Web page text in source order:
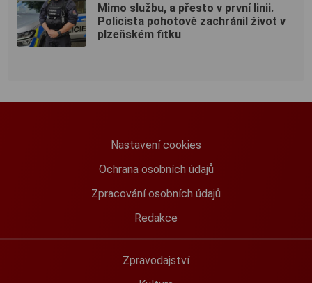
Mimo službu, a přesto v první linii.
Policista pohotově zachránil život v
plzeňském fitku
Nastavení cookies
Ochrana osobních údajů
Zpracování osobních údajů
Redakce
Zpravodajství